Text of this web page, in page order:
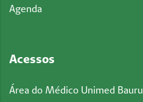
Agenda
Acessos
Área do Médico Unimed Bauru